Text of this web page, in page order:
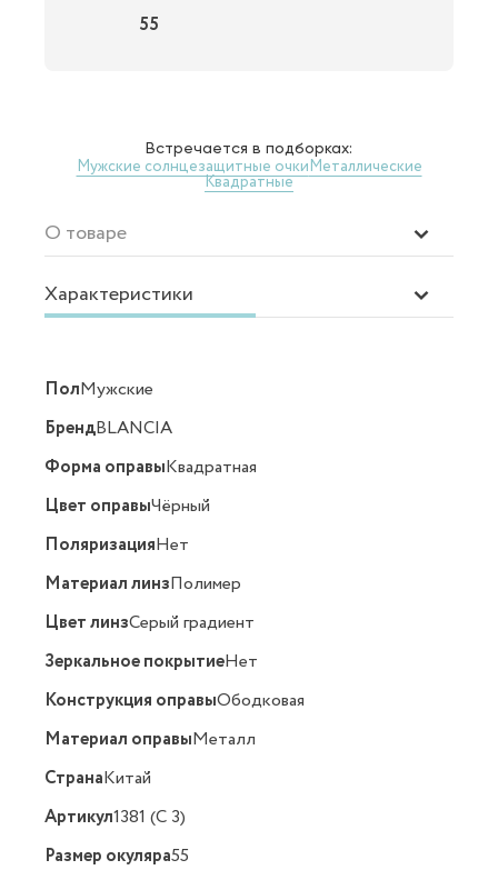
55
Встречается в подборках:
Мужские солнцезащитные очкиМеталлические
Квадратные
О товаре
Характеристики
ПолМужские
БрендBLANCIA
Форма оправыКвадратная
Цвет оправыЧёрный
ПоляризацияНет
Материал линзПолимер
Цвет линзСерый градиент
Зеркальное покрытиеНет
Конструкция оправыОбодковая
Материал оправыМеталл
СтранаКитай
Артикул1381 (C 3)
Размер окуляра55